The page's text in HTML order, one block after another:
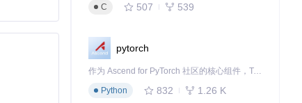
C
507 539
pytorch
作为 Ascend for PyTorch 社区的核心组件，TorchNPU 是昇腾专为 PyTorch 打造的深度学习适配插件，使 PyTorch 框架能够直接调用昇腾 NPU，为开发者提供昇腾 AI 处理器的超强算力。
Python
832 1.26 K